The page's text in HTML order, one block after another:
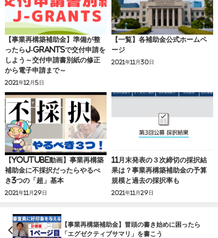
【事業再構築補助金】準備が整
ったらJ-grantsで交付申請を
しよう～交付申請書別紙の修正
から電子申請まで～
2021年12月5日
【一覧】各補助金公式ホームペ
ージ
2021年11月30日
【youtube動画】事業再構築
補助金に不採択だったらやるべ
き3つの「超」基本
2021年11月29日
11月末発表の３次締切の採択結
果は？事業再構築補助金の予算
規模と過去の採択率も
2021年11月29日
【事業再構築補助金】冒頭の書き始めに困ったら
「エグゼクティブサマリ」を書こう